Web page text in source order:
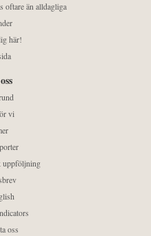
oftare än alldagliga
här!
vi
uppföljning
oss